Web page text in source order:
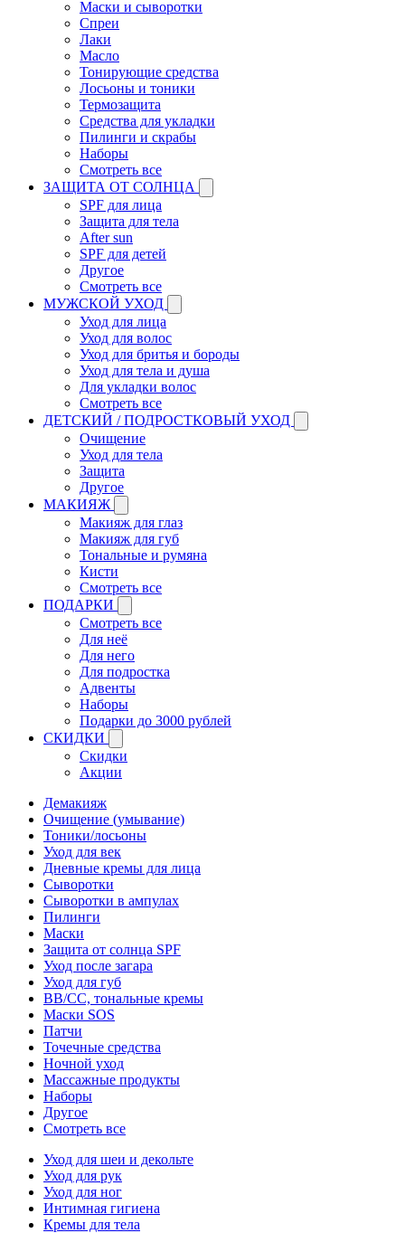
Маски и сыворотки
Спреи
Лаки
Масло
Тонирующие средства
Лосьоны и тоники
Термозащита
Средства для укладки
Пилинги и скрабы
Наборы
Смотреть все
ЗАЩИТА ОТ СОЛНЦА
SPF для лица
Защита для тела
After sun
SPF для детей
Другое
Смотреть все
МУЖСКОЙ УХОД
Уход для лица
Уход для волос
Уход для бритья и бороды
Уход для тела и душа
Для укладки волос
Смотреть все
ДЕТСКИЙ / ПОДРОСТКОВЫЙ УХОД
Очищение
Уход для тела
Защита
Другое
МАКИЯЖ
Макияж для глаз
Макияж для губ
Тональные и румяна
Кисти
Смотреть все
ПОДАРКИ
Смотреть все
Для неё
Для него
Для подростка
Адвенты
Наборы
Подарки до 3000 рублей
СКИДКИ
Скидки
Акции
Демакияж
Очищение (умывание)
Тоники/лосьоны
Уход для век
Дневные кремы для лица
Сыворотки
Сыворотки в ампулах
Пилинги
Маски
Защита от солнца SPF
Уход после загара
Уход для губ
BB/CC, тональные кремы
Маски SOS
Патчи
Точечные средства
Ночной уход
Массажные продукты
Наборы
Другое
Смотреть все
Уход для шеи и декольте
Уход для рук
Уход для ног
Интимная гигиена
Кремы для тела